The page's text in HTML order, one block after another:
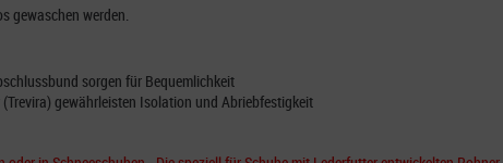
gewaschen werden.
sorgen für Bequemlichkeit
gewährleisten Isolation und Abriebfestigkeit